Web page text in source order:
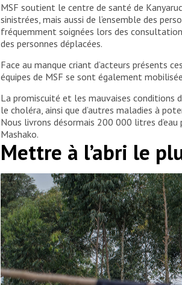
MSF soutient le centre de santé de
sinistrées, mais aussi de l’ensemble des
fréquemment soignées lors des
des personnes déplacées.
Face au manque criant d’acteurs présents
équipes de MSF se sont également
La promiscuité et les mauvaises conditions
le choléra, ainsi que d’autres maladies à
Nous livrons désormais 200 000 litres
Mashako.
Mettre à l’abri le